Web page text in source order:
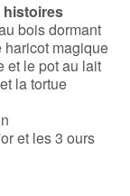
histoires
bois dormant
haricot magique
et le pot au lait
la tortue
et les 3 ours